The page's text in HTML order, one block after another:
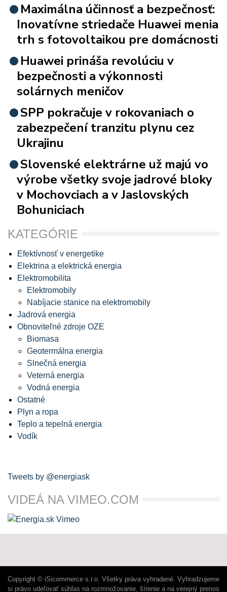
Maximálna účinnosť a bezpečnosť:
Inovatívne striedače Huawei menia
trh s fotovoltaikou pre domácnosti
Huawei prináša revolúciu v
bezpečnosti a výkonnosti
solárnych meničov
SPP pokračuje v rokovaniach o
zabezpečení tranzitu plynu cez
Ukrajinu
Slovenské elektrárne už majú vo
výrobe všetky svoje jadrové bloky
v Mochovciach a v Jaslovských
Bohuniciach
KATEGÓRIE
Efektívnosť v energetike
Elektrina a elektrická energia
Elektromobilita
Elektromobily
Nabíjacie stanice na elektromobily
Jadrová energia
Obnoviteľné zdroje OZE
Biomasa
Geotermálna energia
Slnečná energia
Veterná energia
Vodná energia
Ostatné
Plyn a ropa
Teplo a tepelná energia
Vodík
Tweets by @energiask
VIDEÁ NA VIMEO.COM
Copyright © iSicommerce s.r.o. Všetky práva vyhradené. Vyhradzujeme
si právo udeľovať súhlas na rozmnožovanie, šírenie a na verejný prenos